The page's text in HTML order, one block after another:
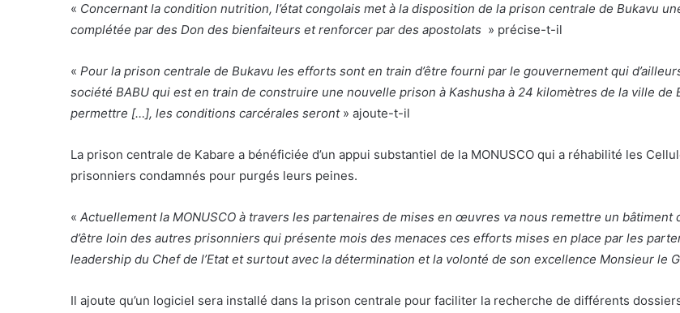
« Concernant la condition nutrition, l’état congolais met à la disposition de la prison centrale de Bukavu
complétée par des Don des bienfaiteurs et renforcer par des apostolats » précise-t-il
« Pour la prison centrale de Bukavu les efforts sont en train d’être fourni par le gouvernement qui
société BABU qui est en train de construire une nouvelle prison à Kashusha à 24 kilomètres de la ville
permettre […], les conditions carcérales seront» ajoute-t-il
La prison centrale de Kabare a bénéficiée d’un appui substantiel de la MONUSCO qui a réhabilité les
prisonniers condamnés pour purgés leurs peines.
« Actuellement la MONUSCO à travers les partenaires de mises en œuvres va nous remettre un
d’être loin des autres prisonniers qui présente mois des menaces ces efforts mises en place par les
leadership du Chef de l’Etat et surtout avec la détermination et la volonté de son excellence Monsieur le
Il ajoute qu’un logiciel sera installé dans la prison centrale pour faciliter la recherche de différents